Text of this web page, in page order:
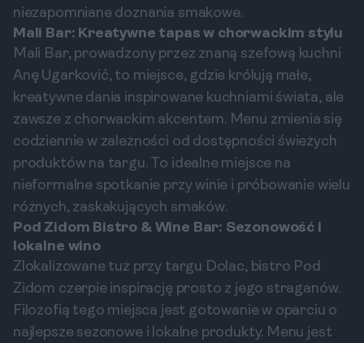
niezapomniane doznania smakowe.
Mali Bar: Kreatywne tapas w chorwackim stylu
Mali Bar, prowadzony przez znaną szefową kuchni
Anę Ugarković, to miejsce, gdzie królują małe,
kreatywne dania inspirowane kuchniami świata, ale
zawsze z chorwackim akcentem. Menu zmienia się
codziennie w zależności od dostępności świeżych
produktów na targu. To idealne miejsce na
nieformalne spotkanie przy winie i próbowanie wielu
różnych, zaskakujących smaków.
Pod Zidom Bistro & Wine Bar: Sezonowość i
lokalne wino
Zlokalizowane tuż przy targu Dolac, bistro Pod
Zidom czerpie inspirację prosto z jego straganów.
Filozofią tego miejsca jest gotowanie w oparciu o
najlepsze sezonowe i lokalne produkty. Menu jest